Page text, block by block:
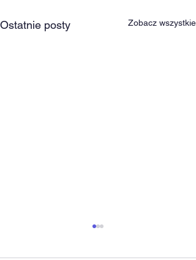
Ostatnie posty Zobacz wszystkie